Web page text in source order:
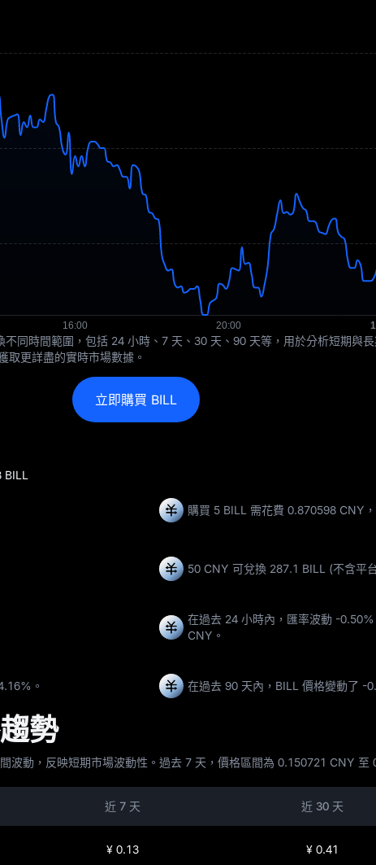
同時間範圍，包括 24 小時、7 天、30 天、90 天等，用於分析短期與
取更詳盡的實時市場數據。
立即購買 BILL
BILL
購買 5 BILL 需花費 0.870598 CNY
50 CNY 可兌換 287.1 BILL (不含平
在過去 24 小時內，匯率波動 -0.50%
CNY 。
。 在過去 90 天內，BILL 價格變動了 -
勢
動，反映短期市場波動性。過去 7 天，價格區間為 0.150721 CNY 至
近 7 天 近 30 天
¥ 0.13 ¥ 0.41